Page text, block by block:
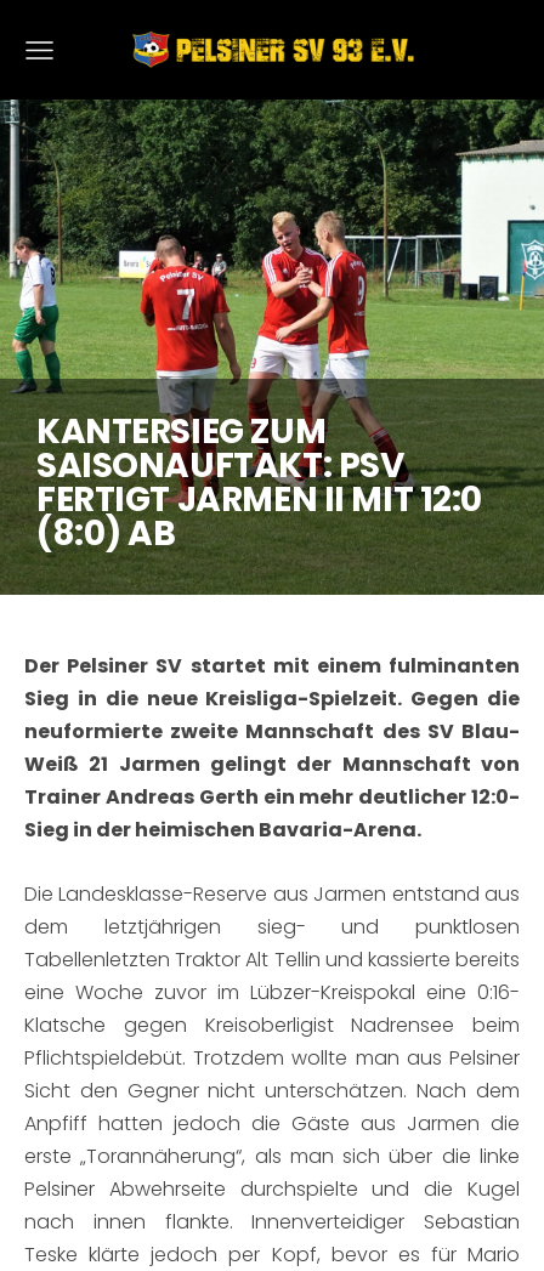
KANTERSIEG ZUM
SAISONAUFTAKT: PSV
FERTIGT JARMEN II MIT 12:0
(8:0) AB
Der Pelsiner SV startet mit einem fulminanten
Sieg in die neue Kreisliga-Spielzeit. Gegen die
neuformierte zweite Mannschaft des SV Blau-
Weiß 21 Jarmen gelingt der Mannschaft von
Trainer Andreas Gerth ein mehr deutlicher 12:0-
Sieg in der heimischen Bavaria-Arena.
Die Landesklasse-Reserve aus Jarmen entstand aus
dem letztjährigen sieg- und punktlosen
Tabellenletzten Traktor Alt Tellin und kassierte bereits
eine Woche zuvor im Lübzer-Kreispokal eine 0:16-
Klatsche gegen Kreisoberligist Nadrensee beim
Pflichtspieldebüt. Trotzdem wollte man aus Pelsiner
Sicht den Gegner nicht unterschätzen. Nach dem
Anpfiff hatten jedoch die Gäste aus Jarmen die
erste „Torannäherung“, als man sich über die linke
Pelsiner Abwehrseite durchspielte und die Kugel
nach innen flankte. Innenverteidiger Sebastian
Teske klärte jedoch per Kopf, bevor es für Mario